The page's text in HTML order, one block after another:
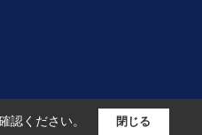
認ください。 閉じる